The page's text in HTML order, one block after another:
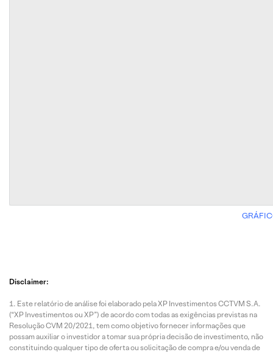
Disclaimer:
Este relatório de análise foi elaborado pela XP Investimentos CCTVM S.A.
(“XP Investimentos ou XP”) de acordo com todas as exigências previstas na
Resolução CVM 20/2021, tem como objetivo fornecer informações que
possam auxiliar o investidor a tomar sua própria decisão de investimento, não
constituindo qualquer tipo de oferta ou solicitação de compra e/ou venda de